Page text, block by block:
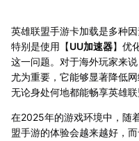
英雄联盟手游卡加载是多种
特别是使用【UU加速器】优
这一问题。对于海外玩家来说
尤为重要，它能够显著降低
无论身处何地都能畅享英雄联
在2025年的游戏环境中，随
盟手游的体验会越来越好，